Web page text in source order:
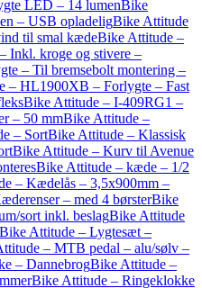
LED – 14 lumenBike
– USB opladeligBike Attitude
til smal kædeBike Attitude –
Inkl. kroge og stivere –
– Til bremsebolt montering –
– HL1900XB – Forlygte – Fast
Bike Attitude – I-409RG1 –
– 50 mmBike Attitude –
– SortBike Attitude – Klassisk
Bike Attitude – Kurv til Avenue
Bike Attitude – kæde – 1/2
– Kædelås – 3,5x900mm –
– med 4 børsterBike
sort inkl. beslagBike Attitude
Bike Attitude – Lygtesæt –
– MTB pedal – alu/sølv –
– DannebrogBike Attitude –
Bike Attitude – Ringeklokke